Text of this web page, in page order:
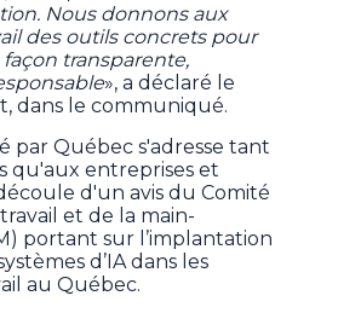
Nous donnons aux
des outils concrets pour
transparente,
», a déclaré le
dans le communiqué.
par Québec s'adresse tant
qu'aux entreprises et
d'un avis du Comité
et de la main-
portant sur l’implantation
d’IA dans les
au Québec.